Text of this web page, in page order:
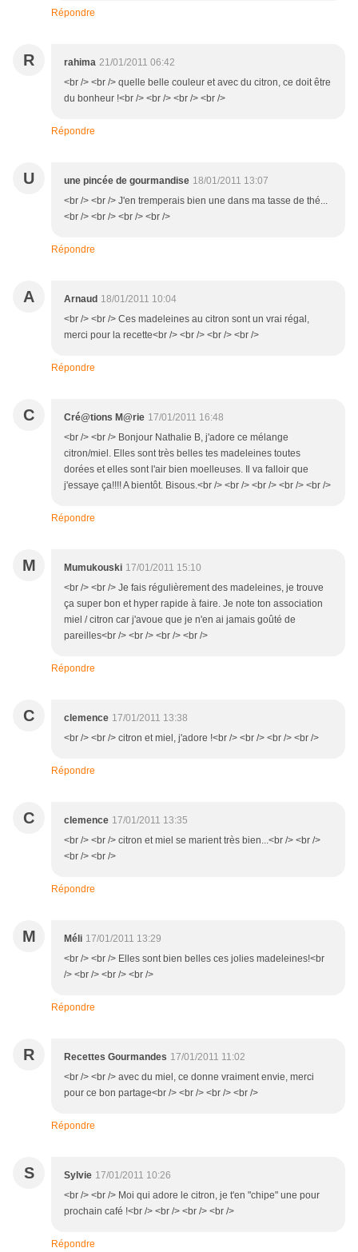
Répondre
R rahima 21/01/2011 06:42
<br /> <br /> quelle belle couleur et avec du citron, ce doit être
du bonheur !<br /> <br /> <br /> <br />
Répondre
U une pincée de gourmandise 18/01/2011 13:07
<br /> <br /> J'en tremperais bien une dans ma tasse de thé...
<br /> <br /> <br /> <br />
Répondre
A Arnaud 18/01/2011 10:04
<br /> <br /> Ces madeleines au citron sont un vrai régal,
merci pour la recette<br /> <br /> <br /> <br />
Répondre
C Cré@tions M@rie 17/01/2011 16:48
<br /> <br /> Bonjour Nathalie B, j'adore ce mélange
citron/miel. Elles sont très belles tes madeleines toutes
dorées et elles sont l'air bien moelleuses. Il va falloir que
j'essaye ça!!!! A bientôt. Bisous.<br /> <br /> <br /> <br /> <br />
Répondre
M Mumukouski 17/01/2011 15:10
<br /> <br /> Je fais régulièrement des madeleines, je trouve
ça super bon et hyper rapide à faire. Je note ton association
miel / citron car j'avoue que je n'en ai jamais goûté de
pareilles<br /> <br /> <br /> <br />
Répondre
C clemence 17/01/2011 13:38
<br /> <br /> citron et miel, j'adore !<br /> <br /> <br /> <br />
Répondre
C clemence 17/01/2011 13:35
<br /> <br /> citron et miel se marient très bien...<br /> <br />
<br /> <br />
Répondre
M Méli 17/01/2011 13:29
<br /> <br /> Elles sont bien belles ces jolies madeleines!<br
/> <br /> <br /> <br />
Répondre
R Recettes Gourmandes 17/01/2011 11:02
<br /> <br /> avec du miel, ce donne vraiment envie, merci
pour ce bon partage<br /> <br /> <br /> <br />
Répondre
S Sylvie 17/01/2011 10:26
<br /> <br /> Moi qui adore le citron, je t'en "chipe" une pour
prochain café !<br /> <br /> <br /> <br />
Répondre